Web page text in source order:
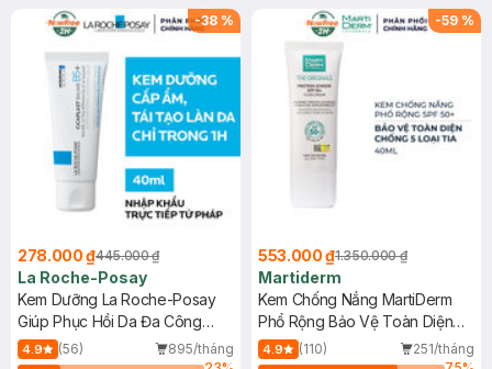
-38 %
278.000 ₫445.000 ₫
La Roche-Posay
Kem Dưỡng La Roche-Posay
Giúp Phục Hồi Da Đa Công
Dụng 40ml
4.9 (56)
895/tháng
-59 %
553.000 ₫1.350.000 ₫
Martiderm
Kem Chống Nắng MartiDerm
Phổ Rộng Bảo Vệ Toàn Diện
40ml
4.9 (110)
251/tháng